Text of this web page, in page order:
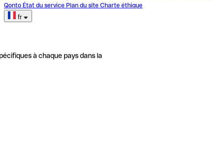
Qonto État du service Plan du site Charte éthique
fr
à chaque pays dans la